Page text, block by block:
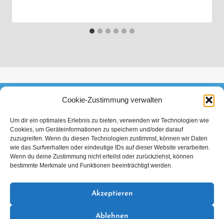
Cookie-Zustimmung verwalten
Um dir ein optimales Erlebnis zu bieten, verwenden wir Technologien wie
Cookies, um Geräteinformationen zu speichern und/oder darauf
zuzugreifen. Wenn du diesen Technologien zustimmst, können wir Daten
wie das Surfverhalten oder eindeutige IDs auf dieser Website verarbeiten.
Wenn du deine Zustimmung nicht erteilst oder zurückziehst, können
bestimmte Merkmale und Funktionen beeinträchtigt werden.
Akzeptieren
Ablehnen
Datenschutzerklärung Impressum
Mitglied im Verband Deutscher Sporttaucher e.V.